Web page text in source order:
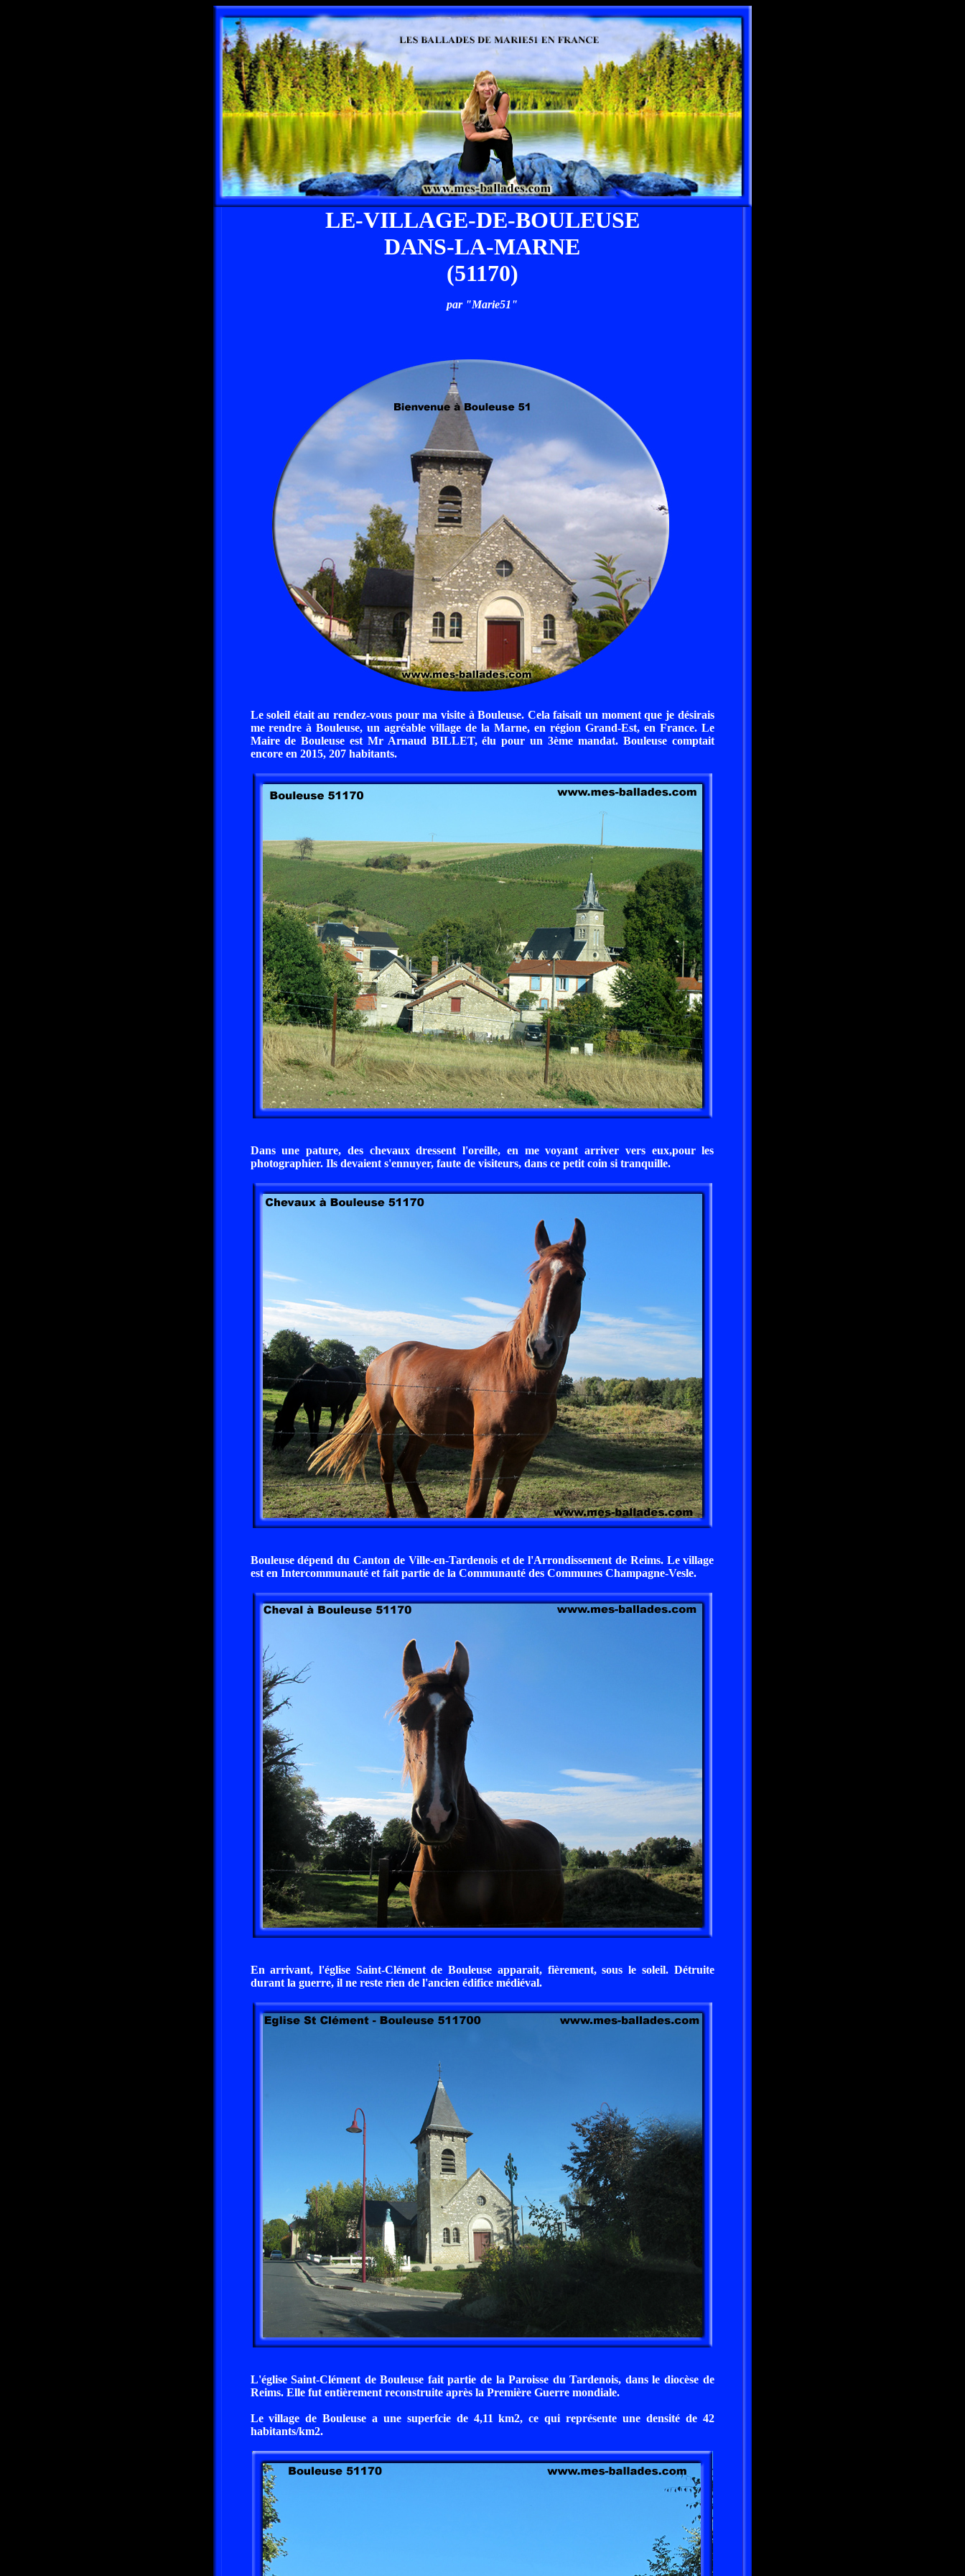
LE-VILLAGE-DE-BOULEUSE
DANS-LA-MARNE
(51170)
par "Marie51"
Le soleil était au rendez-vous pour ma visite à Bouleuse. Cela faisait un moment que je désirais
me rendre à Bouleuse, un agréable village de la Marne, en région Grand-Est, en France. Le
Maire de Bouleuse est Mr Arnaud BILLET, élu pour un 3ème mandat. Bouleuse comptait
encore en 2015, 207 habitants.
Dans une pature, des chevaux dressent l'oreille, en me voyant arriver vers eux,pour les
photographier. Ils devaient s'ennuyer, faute de visiteurs, dans ce petit coin si tranquille.
Bouleuse dépend du Canton de Ville-en-Tardenois et de l'Arrondissement de Reims. Le village
est en Intercommunauté et fait partie de la Communauté des Communes Champagne-Vesle.
En arrivant, l'église Saint-Clément de Bouleuse apparait, fièrement, sous le soleil. Détruite
durant la guerre, il ne reste rien de l'ancien édifice médiéval.
L'église Saint-Clément de Bouleuse fait partie de la Paroisse du Tardenois, dans le diocèse de
Reims. Elle fut entièrement reconstruite après la Première Guerre mondiale.
Le village de Bouleuse a une superfcie de 4,11 km2, ce qui représente une densité de 42
habitants/km2.